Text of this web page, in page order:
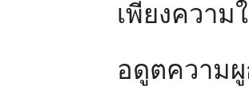
เพียงความ
อดูตความ